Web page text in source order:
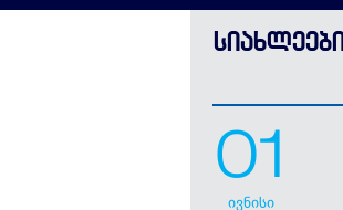
ᲡᲘᲐᲮᲚᲔᲔᲑᲘ
01
ივნისი